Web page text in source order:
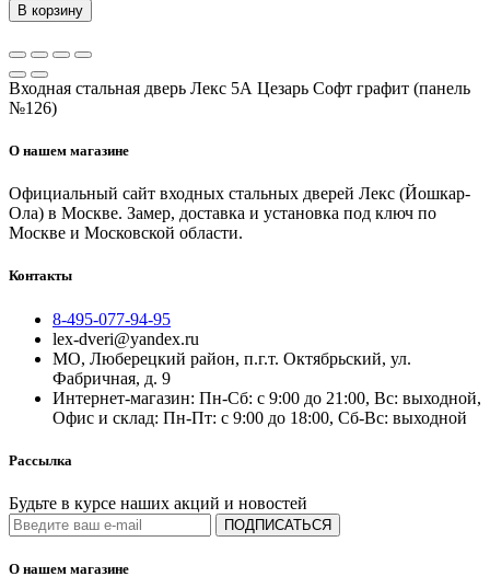
В корзину
Входная стальная дверь Лекс 5А Цезарь Софт графит (панель
№126)
О нашем магазине
Официальный сайт входных стальных дверей Лекс (Йошкар-
Ола) в Москве. Замер, доставка и установка под ключ по
Москве и Московской области.
Контакты
8-495-077-94-95
lex-dveri@yandex.ru
МО, Люберецкий район, п.г.т. Октябрьский, ул.
Фабричная, д. 9
Интернет-магазин: Пн-Сб: с 9:00 до 21:00, Вс: выходной,
Офис и склад: Пн-Пт: с 9:00 до 18:00, Сб-Вс: выходной
Рассылка
Будьте в курсе наших акций и новостей
ПОДПИСАТЬСЯ
О нашем магазине